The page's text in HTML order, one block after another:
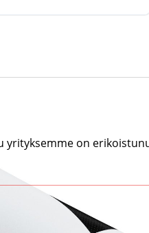
yrityksemme on